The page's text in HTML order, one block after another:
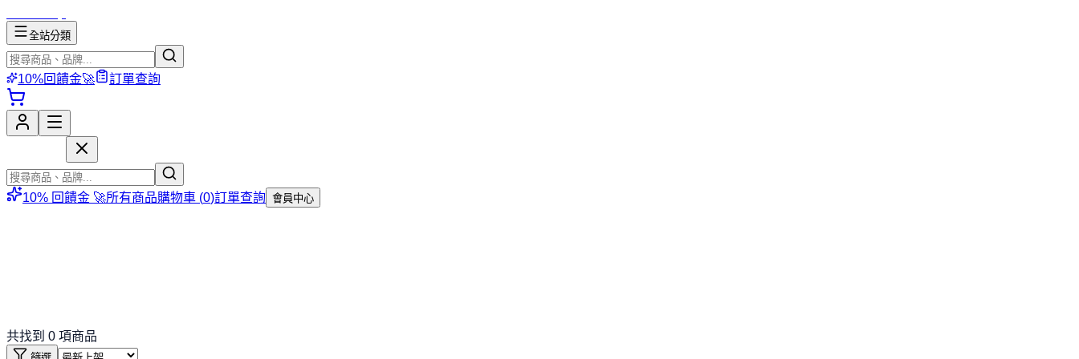
全站分類
10%回饋金🚀 訂單查詢
10% 回饋金 🚀所有商品購物車 (0)訂單查詢 會員中心
共找到 0 項商品